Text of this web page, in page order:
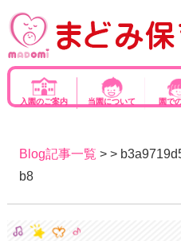
入園のご案内 当園について 園で
Blog記事一覧 > >
b8